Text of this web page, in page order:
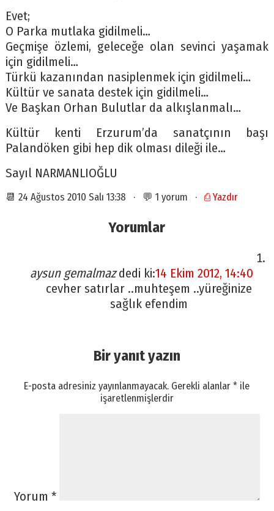
Evet;
O Parka mutlaka gidilmeli…
Geçmişe özlemi, geleceğe olan sevinci yaşamak
için gidilmeli…
Türkü kazanından nasiplenmek için gidilmeli…
Kültür ve sanata destek için gidilmeli…
Ve Başkan Orhan Bulutlar da alkışlanmalı…
Kültür kenti Erzurum’da sanatçının başı
Palandöken gibi hep dik olması dileği ile…
Sayıl NARMANLIOĞLU
📆 24 Ağustos 2010 Salı 13:38 · 💬 1 yorum · ⎙ Yazdır
Yorumlar
aysun gemalmaz dedi ki:14 Ekim 2012, 14:40
cevher satırlar ..muhteşem ..yüreğinize
sağlık efendim
Bir yanıt yazın
E-posta adresiniz yayınlanmayacak. Gerekli alanlar* ile
işaretlenmişlerdir
Yorum *